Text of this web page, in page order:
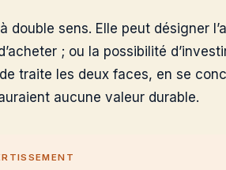
double sens. Elle peut désigner
; ou la possibilité
traite les deux faces, en se
aucune valeur durable.